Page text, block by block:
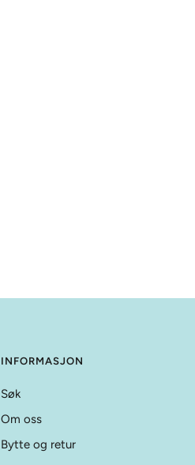
INFORMASJON
Søk
Om oss
Bytte og retur